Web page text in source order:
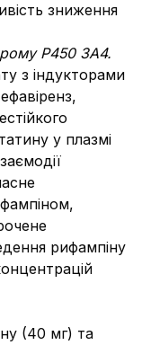
зниження
P450 3A4.
з індукторами
у плазмі
рифампіну
(40 мг) та